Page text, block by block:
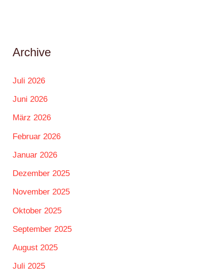
Archive
Juli 2026
Juni 2026
März 2026
Februar 2026
Januar 2026
Dezember 2025
November 2025
Oktober 2025
September 2025
August 2025
Juli 2025